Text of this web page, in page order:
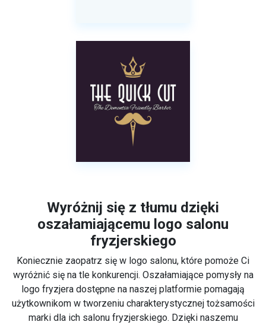
Wyróżnij się z tłumu dzięki
oszałamiającemu logo salonu
fryzjerskiego
Koniecznie zaopatrz się w logo salonu, które pomoże Ci
wyróżnić się na tle konkurencji. Oszałamiające pomysły na
logo fryzjera dostępne na naszej platformie pomagają
użytkownikom w tworzeniu charakterystycznej tożsamości
marki dla ich salonu fryzjerskiego. Dzięki naszemu